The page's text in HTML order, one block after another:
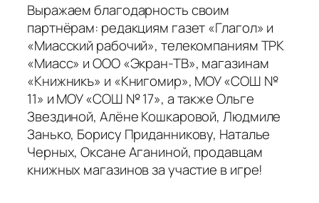
Выражаем благодарность своим
партнёрам: редакциям газет «Глагол» и
«Миасский рабочий», телекомпаниям ТРК
«Миасс» и ООО «Экран-ТВ», магазинам
«Книжникъ» и «Книгомир», МОУ «СОШ №
11» и МОУ «СОШ № 17», а также Ольге
Звездиной, Алёне Кошкаровой, Людмиле
Занько, Борису Приданникову, Наталье
Черных, Оксане Аганиной, продавцам
книжных магазинов за участие в игре!